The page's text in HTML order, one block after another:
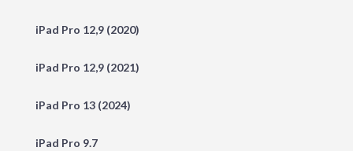
iPad Pro 12,9 (2020)
iPad Pro 12,9 (2021)
iPad Pro 13 (2024)
iPad Pro 9.7